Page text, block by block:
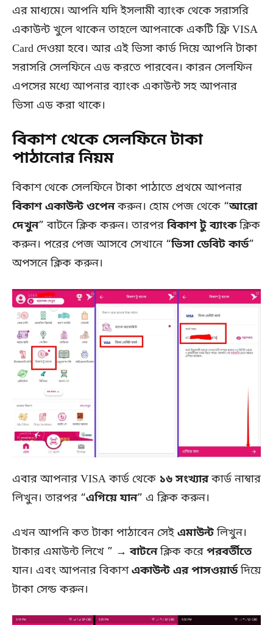
এর মাধ্যমে। আপনি যদি ইসলামী ব্যাংক থেকে সরাসরি
একাউন্ট খুলে থাকেন তাহলে আপনাকে একটি ফ্রি VISA
Card দেওয়া হবে। আর এই ভিসা কার্ড দিয়ে আপনি টাকা
সরাসরি সেলফিনে এড করতে পারবেন। কারন সেলফিন
এপসের মধ্যে আপনার ব্যাংক একাউন্ট সহ আপনার
ভিসা এড করা থাকে।
বিকাশ থেকে সেলফিনে টাকা
পাঠানোর নিয়ম
বিকাশ থেকে সেলফিনে টাকা পাঠাতে প্রথমে আপনার
বিকাশ একাউন্ট ওপেনকরুন। হোম পেজ থেকে “আরো
দেখুন” বাটনে ক্লিক করুন। তারপরবিকাশ টু ব্যাংকক্লিক
করুন। পরের পেজ আসবে সেখানে “ভিসা ডেবিট কার্ড”
অপসনে ক্লিক করুন।
এবার আপনার VISA কার্ড থেকে ১৬ সংখ্যারকার্ড নাম্বার
লিখুন। তারপর “এগিয়ে যান” এ ক্লিক করুন।
এখন আপনি কত টাকা পাঠাবেন সেই এমাউন্টলিখুন।
টাকার এমাউন্ট লিখে ” → বাটনেক্লিক করে পরবর্তীতে
যান। এবং আপনার বিকাশএকাউন্ট এর পাসওয়ার্ডদিয়ে
টাকা সেন্ড করুন।